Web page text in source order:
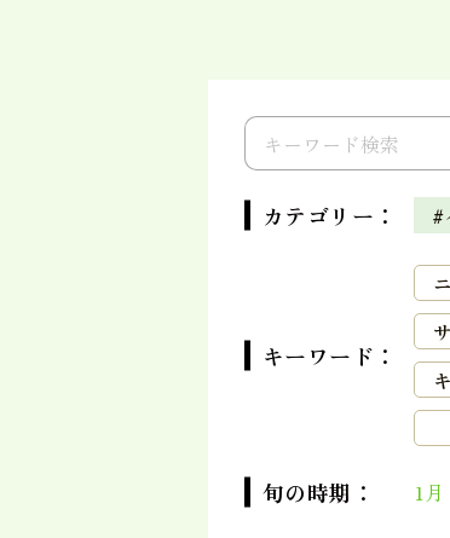
カテゴリー： #
キーワード：
旬の時期： 1月